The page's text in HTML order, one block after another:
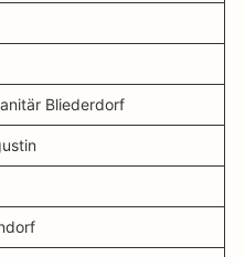
Bliederdorf